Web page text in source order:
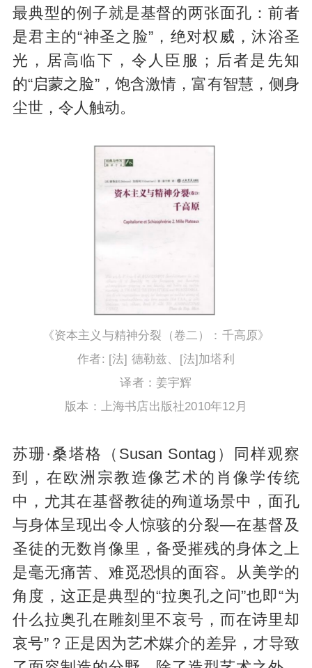
最典型的例子就是基督的两张面孔：前者
是君主的“神圣之脸”，绝对权威，沐浴圣
光，居高临下，令人臣服；后者是先知
的“启蒙之脸”，饱含激情，富有智慧，侧身
尘世，令人触动。
《资本主义与精神分裂（卷二）：千高原》
作者: [法] 德勒兹、[法]加塔利
译者：姜宇辉
版本：上海书店出版社2010年12月
苏珊·桑塔格（Susan Sontag）同样观察
到，在欧洲宗教造像艺术的肖像学传统
中，尤其在基督教徒的殉道场景中，面孔
与身体呈现出令人惊骇的分裂—在基督及
圣徒的无数肖像里，备受摧残的身体之上
是毫无痛苦、难觅恐惧的面容。从美学的
角度，这正是典型的“拉奥孔之问”也即“为
什么拉奥孔在雕刻里不哀号，而在诗里却
哀号”？正是因为艺术媒介的差异，才导致